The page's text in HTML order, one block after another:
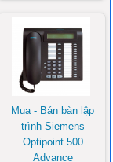
Mua - Bán bàn lập
trình Siemens
Optipoint 500
Advance